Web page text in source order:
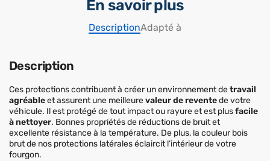
En savoir plus
DescriptionAdapté à
Description
Ces protections contribuent à créer un environnement detravail
agréableet assurent une meilleurevaleur de reventede votre
véhicule. Il est protégé de tout impact ou rayure et est plusfacile
à nettoyer. Bonnes propriétés de réductions de bruit et
excellente résistance à la température. De plus, la couleur bois
brut de nos protections latérales éclaircit l’intérieur de votre
fourgon.